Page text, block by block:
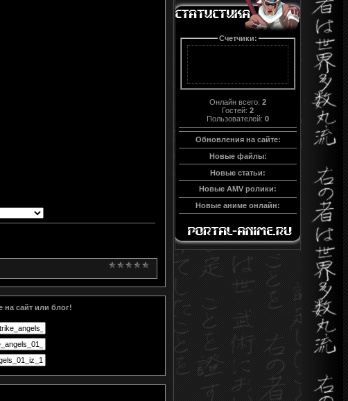
на сайт или блог!
Счетчики:
Онлайн всего: 2
Гостей: 2
Пользователей: 0
Обновления на сайте:
Новые файлы:
Новые статьи:
Новые AMV ролики:
Новые аниме онлайн: